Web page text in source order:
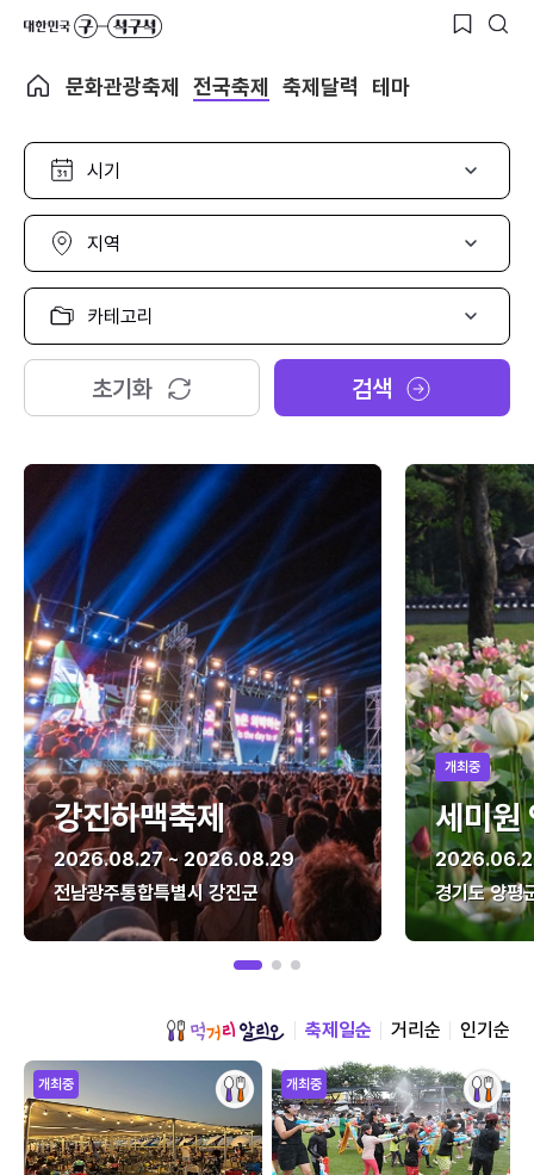
문화관광축제 전국축제 축제달력 테마
시
선
택
지
선
택
카
고
리
택
초기화 검색
강진하맥축제
2026.08.27 ~ 2026.08.29
전남광주통합특별시 강진군
개최중
세미원
경기도 양평
축제일순 거리순 인기순
개최중 개최중